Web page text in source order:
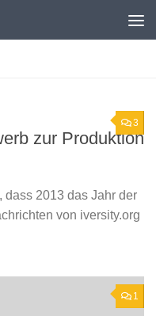
3
zur Produktion
2013 das Jahr der
von iversity.org
1